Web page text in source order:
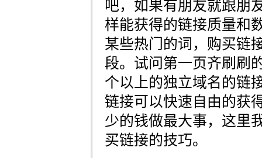
吧，如果有朋友就跟朋
样能获得的链接质量和
某些热门的词，购买链
段。试问第一页齐刷刷
个以上的独立域名的链
链接可以快速自由的获
少的钱做最大事，这里
买链接的技巧。